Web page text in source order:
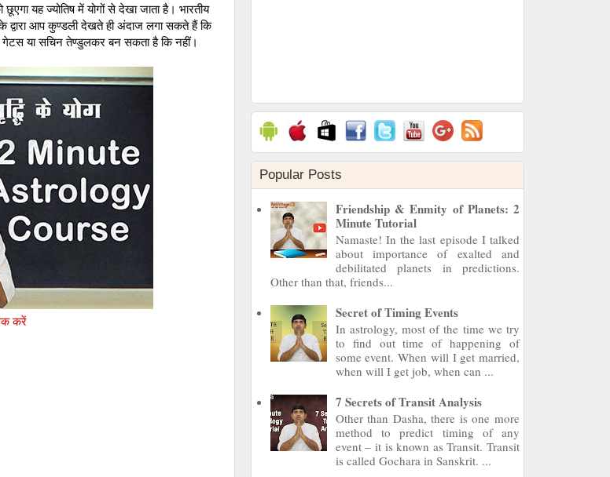
यह ज्‍योतिष में योगों से देखा जाता है। भारतीय
द्वारा आप कुण्‍डली देखते ही अंदाज लगा सकते हैं कि
गेटस या सचिन तेण्‍डुलकर बन सकता है कि नहीं।
करें
Popular Posts
Friendship & Enmity of Planets: 2
Minute Tutorial
Namaste! In the last episode I talked
about importance of exalted and
debilitated planets in predictions.
Other than that, friends...
Secret of Timing Events
In astrology, most of the time we try
to find out time of happening of
some event. When will I get married,
when will I get job, when can ...
7 Secrets of Transit Analysis
Other than Dasha, there is one more
method to predict timing of any
event – it is known as Transit. Transit
is called Gochara in Sanskrit. ...